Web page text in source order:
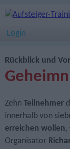
Login
Rückblick und
Zehn Teilnehmer
innerhalb von
erreichen wollen,
Organisator